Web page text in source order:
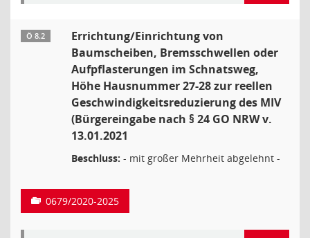
Ö 8.2
Errichtung/Einrichtung von
Baumscheiben, Bremsschwellen oder
Aufpflasterungen im Schnatsweg,
Höhe Hausnummer 27-28 zur reellen
Geschwindigkeitsreduzierung des MIV
(Bürgereingabe nach § 24 GO NRW v.
13.01.2021
Beschluss: - mit großer Mehrheit abgelehnt -
0679/2020-2025